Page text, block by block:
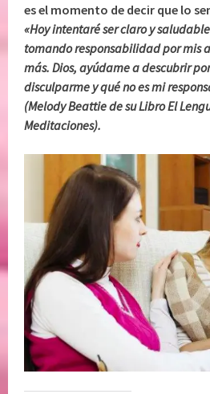
es el momento de decir que lo
«Hoy intentaré ser claro y
tomando responsabilidad por mis
más. Dios, ayúdame a descubrir
disculparme y qué no es mi
(Melody Beattie de su Libro El
Meditaciones).